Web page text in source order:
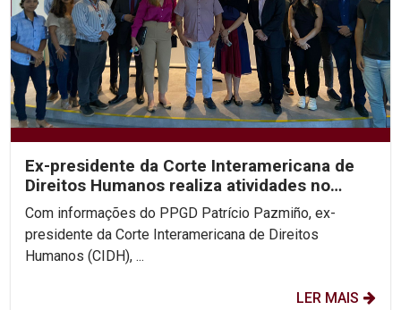
Ex-presidente da Corte Interamericana de
Direitos Humanos realiza atividades no
PPGD
Com informações do PPGD Patrício Pazmiño, ex-
presidente da Corte Interamericana de Direitos
Humanos (CIDH), ...
LER MAIS